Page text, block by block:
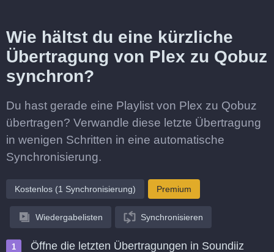
Wie hältst du eine kürzliche
Übertragung von Plex zu Qobuz
synchron?
Du hast gerade eine Playlist von Plex zu Qobuz
übertragen? Verwandle diese letzte Übertragung
in wenigen Schritten in eine automatische
Synchronisierung.
Kostenlos (1 Synchronisierung) Premium
Wiedergabelisten Synchronisieren
Öffne die letzten Übertragungen in Soundiiz